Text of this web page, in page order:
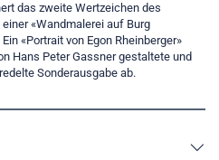
das zweite Wertzeichen des
«Wandmalerei auf Burg
«Portrait von Egon Rheinberger»
Hans Peter Gassner gestaltete und
Sonderausgabe ab.